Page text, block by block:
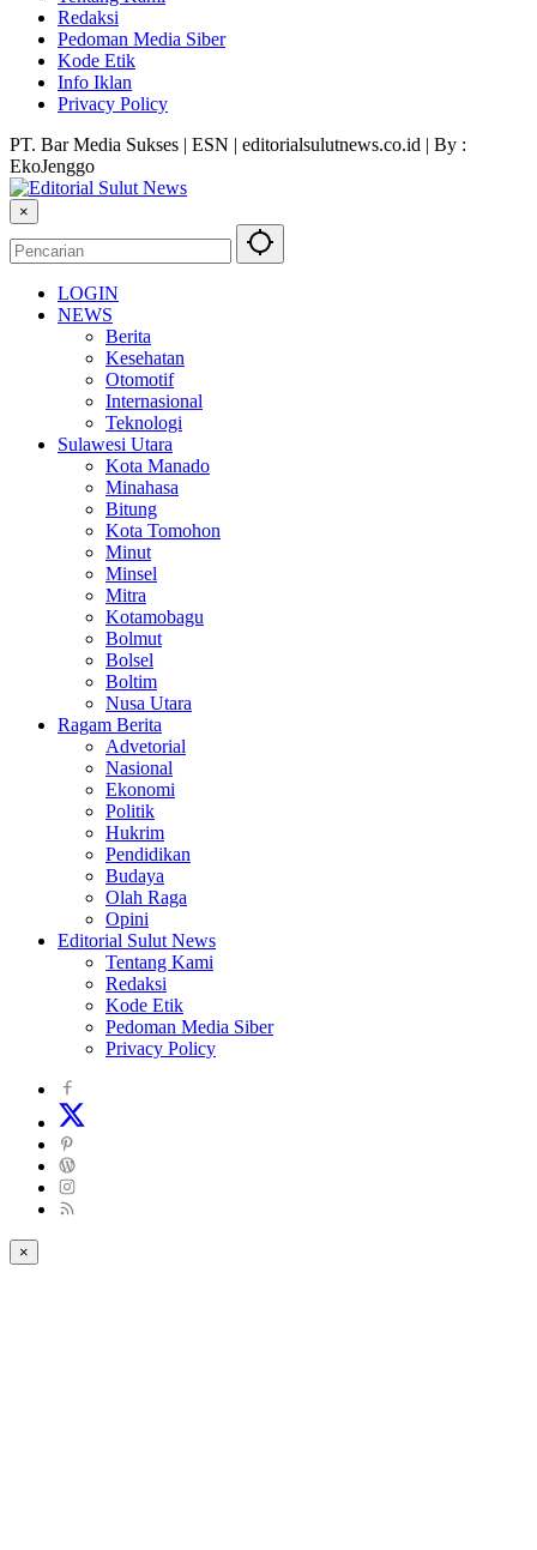
Redaksi
Pedoman Media Siber
Kode Etik
Info Iklan
Privacy Policy
PT. Bar Media Sukses | ESN | editorialsulutnews.co.id | By :
EkoJenggo
×
LOGIN
NEWS
Berita
Kesehatan
Otomotif
Internasional
Teknologi
Sulawesi Utara
Kota Manado
Minahasa
Bitung
Kota Tomohon
Minut
Minsel
Mitra
Kotamobagu
Bolmut
Bolsel
Boltim
Nusa Utara
Ragam Berita
Advetorial
Nasional
Ekonomi
Politik
Hukrim
Pendidikan
Budaya
Olah Raga
Opini
Editorial Sulut News
Tentang Kami
Redaksi
Kode Etik
Pedoman Media Siber
Privacy Policy
×